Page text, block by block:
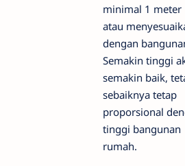
minimal 1 meter
atau
dengan
Semakin tinggi
semakin baik,
sebaiknya tetap
proporsional
tinggi bangunan
rumah.